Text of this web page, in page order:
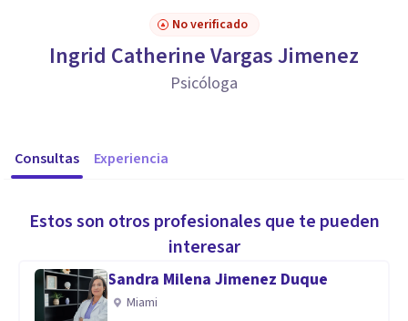
No verificado
Ingrid Catherine Vargas Jimenez
Psicóloga
Consultas Experiencia
Estos son otros profesionales que te pueden
interesar
Sandra Milena Jimenez Duque
Miami